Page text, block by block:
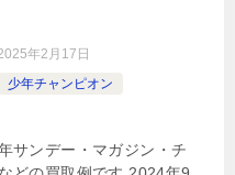
年2月17日
少年チャンピオン
サンデー・マガジン・チ